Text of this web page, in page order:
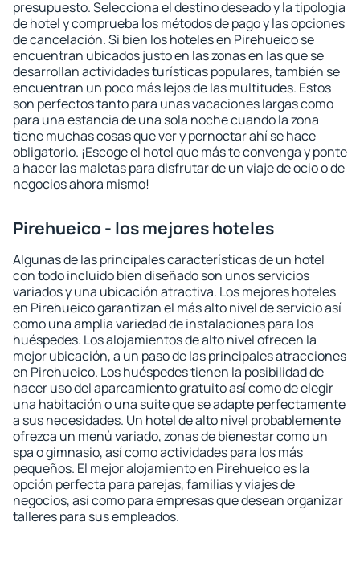
presupuesto. Selecciona el destino deseado y la tipología
de hotel y comprueba los métodos de pago y las opciones
de cancelación. Si bien los hoteles en Pirehueico se
encuentran ubicados justo en las zonas en las que se
desarrollan actividades turísticas populares, también se
encuentran un poco más lejos de las multitudes. Estos
son perfectos tanto para unas vacaciones largas como
para una estancia de una sola noche cuando la zona
tiene muchas cosas que ver y pernoctar ahí se hace
obligatorio. ¡Escoge el hotel que más te convenga y ponte
a hacer las maletas para disfrutar de un viaje de ocio o de
negocios ahora mismo!
Pirehueico - los mejores hoteles
Algunas de las principales características de un hotel
con todo incluido bien diseñado son unos servicios
variados y una ubicación atractiva. Los mejores hoteles
en Pirehueico garantizan el más alto nivel de servicio así
como una amplia variedad de instalaciones para los
huéspedes. Los alojamientos de alto nivel ofrecen la
mejor ubicación, a un paso de las principales atracciones
en Pirehueico. Los huéspedes tienen la posibilidad de
hacer uso del aparcamiento gratuito así como de elegir
una habitación o una suite que se adapte perfectamente
a sus necesidades. Un hotel de alto nivel probablemente
ofrezca un menú variado, zonas de bienestar como un
spa o gimnasio, así como actividades para los más
pequeños. El mejor alojamiento en Pirehueico es la
opción perfecta para parejas, familias y viajes de
negocios, así como para empresas que desean organizar
talleres para sus empleados.